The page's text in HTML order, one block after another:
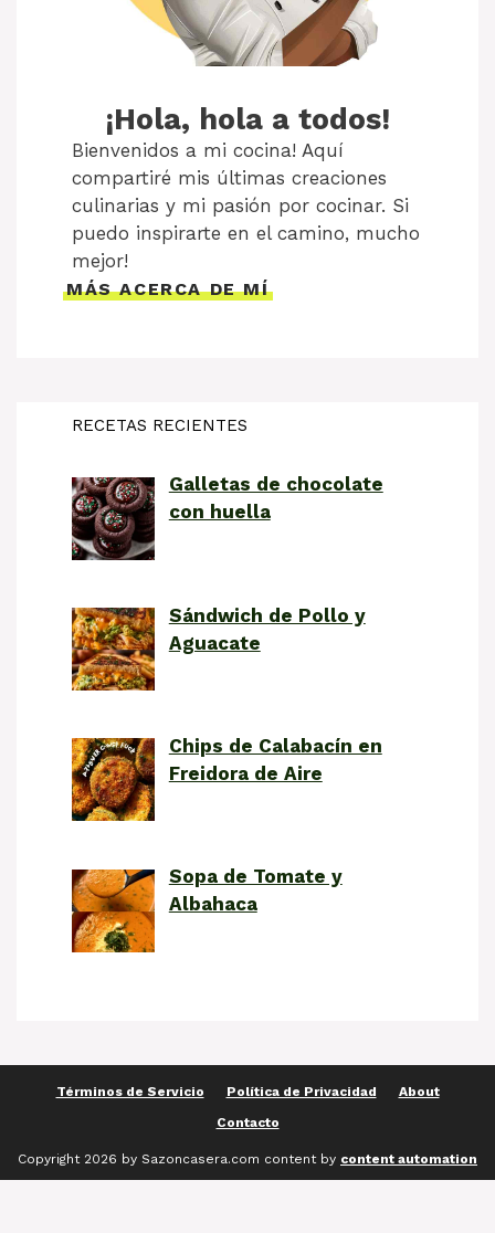
¡Hola, hola a todos!
Bienvenidos a mi cocina! Aquí
compartiré mis últimas creaciones
culinarias y mi pasión por cocinar. Si
puedo inspirarte en el camino, mucho
mejor!
MÁS ACERCA DE MÍ
RECETAS RECIENTES
Galletas de chocolate
con huella
Sándwich de Pollo y
Aguacate
Chips de Calabacín en
Freidora de Aire
Sopa de Tomate y
Albahaca
Términos de Servicio Política de Privacidad
About
Contacto
Copyright 2026 by Sazoncasera.com content by content automation